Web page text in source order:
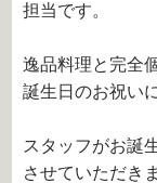
担当です。
逸品料理と完全
誕生日のお祝い
スタッフがお誕
させていただき